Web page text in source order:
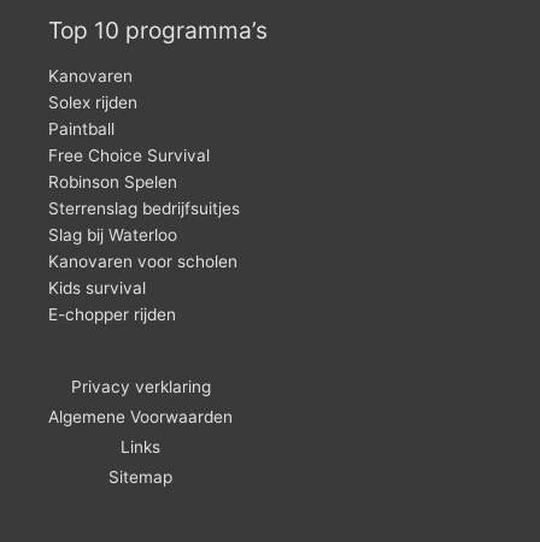
Top 10 programma’s
Kanovaren
Solex rijden
Paintball
Free Choice Survival
Robinson Spelen
Sterrenslag bedrijfsuitjes
Slag bij Waterloo
Kanovaren voor scholen
Kids survival
E-chopper rijden
Privacy verklaring
Algemene Voorwaarden
Links
Sitemap